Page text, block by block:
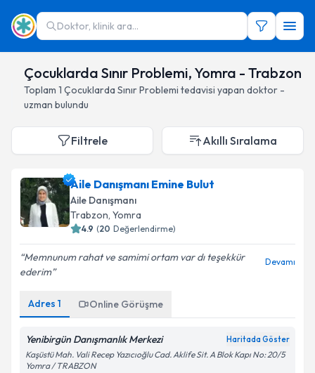
Doktor, klinik ara...
Çocuklarda Sınır Problemi, Yomra - Trabzon
Toplam 1 Çocuklarda Sınır Problemi tedavisi yapan doktor -
uzman bulundu
Filtrele Akıllı Sıralama
Aile Danışmanı Emine Bulut
Aile Danışmanı
Trabzon, Yomra
4.9 (20 Değerlendirme)
Memnunum rahat ve samimi ortam var dı teşekkür
ederim
Devamı
Adres 1 Online Görüşme
Yenibirgün Danışmanlık Merkezi Haritada Göster
Kaşüstü Mah. Vali Recep Yazıcıoğlu Cad. Aklife Sit. A Blok Kapı No: 20/5
Yomra / TRABZON